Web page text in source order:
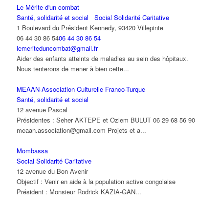
Le Mérite d'un combat
Santé, solidarité et social
Social Solidarité Caritative
1 Boulevard du Président Kennedy, 93420 Villepinte
06 44 30 86 5406 44 30 86 54
lemeriteduncombat@gmail.fr
Aider des enfants atteints de maladies au sein des hôpitaux.
Nous tenterons de mener à bien cette...
MEAAN-Association Culturelle Franco-Turque
Santé, solidarité et social
12 avenue Pascal
Présidentes : Seher AKTEPE et Ozlem BULUT 06 29 68 56 90
meaan.association@gmail.com Projets et a...
Mombassa
Social Solidarité Caritative
12 avenue du Bon Avenir
Objectif : Venir en aide à la population active congolaise
Président : Monsieur Rodrick KAZIA-GAN...